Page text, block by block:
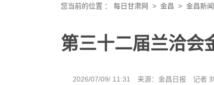
您当前的位置 ： 每日甘肃网 > 金昌 > 金昌新闻
第三十二届兰洽会
2026/07/09/ 11:31 来源：金昌日报 记者